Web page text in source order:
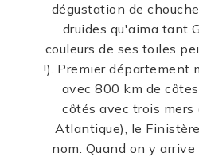
dégustation de
druides qu'aima tant
couleurs de ses toiles
!). Premier département
avec 800 km de
côtés avec trois mers
Atlantique), le
nom. Quand on y